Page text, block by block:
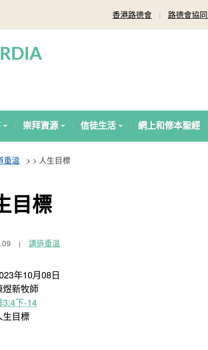
香港路德會 路德會協
崇拜資源 信徒生活 網上和修本聖經
重溫 > > 人生目標
目標
講道重溫
年10月08日
煜新牧師
3:4下-14
目標